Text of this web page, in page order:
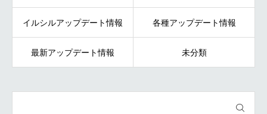
イルシルアップデート情報 各種アップデート情報
最新アップデート情報 未分類